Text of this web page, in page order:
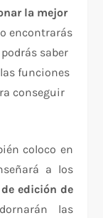
la mejor
encontrarás
saber
funciones
conseguir
coloco en
a los
edición de
las